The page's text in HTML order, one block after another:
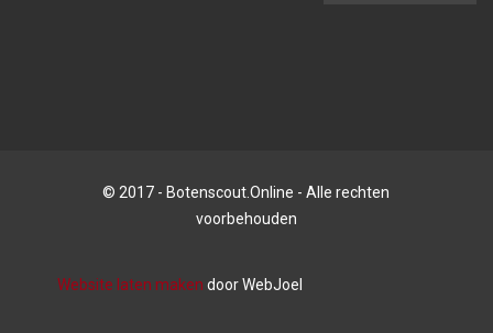
© 2017 - Botenscout.Online - Alle rechten
voorbehouden
Website laten maken door WebJoel